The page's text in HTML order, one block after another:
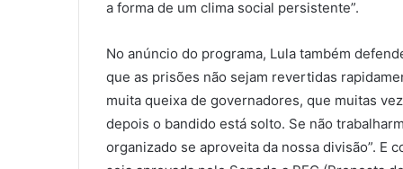
a forma de um clima social persistente”.
No anúncio do programa, Lula também
que as prisões não sejam revertidas
muita queixa de governadores, que muitas
depois o bandido está solto. Se não
organizado se aproveita da nossa divisão”. E